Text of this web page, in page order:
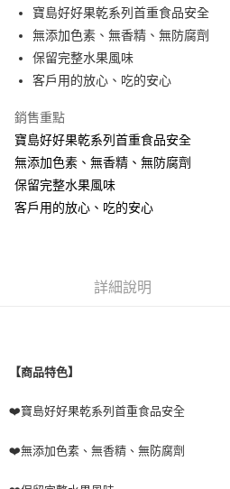
付款後全家取貨
7-11付款取貨
付款後7-11取貨
每筆NT$80，滿NT$600(含以上)免運費
寶島好好果乾系列首重食品安全
無添加色素、無香精、無防腐劑
保留完整水果風味
客戶用的放心、吃的安心
銷售重點
寶島好好果乾系列首重食品安全
無添加色素、無香精、無防腐劑
保留完整水果風味
客戶用的放心、吃的安心
詳細說明
【商品特色】
❤️寶島好好果乾系列首重食品安全
❤️無添加色素、無香精、無防腐劑